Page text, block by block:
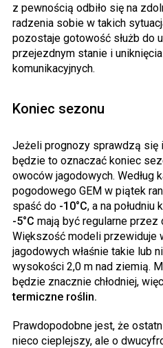
z pewnością odbiło się na
radzenia sobie w takich
pozostaje gotowość służb do
przejezdnym stanie i
komunikacyjnych.
Koniec sezonu
Jeżeli prognozy sprawdzą się
będzie to oznaczać koniec
owoców jagodowych. Według
pogodowego GEM w piątek
spaść do -10°C, a na południu
-5°C mają być regularne przez
Większość modeli przewiduje
jagodowych właśnie takie lub
wysokości 2,0 m nad ziemią.
będzie znacznie chłodniej, więc
termiczne roślin.
Prawdopodobne jest, że
nieco cieplejszy, ale o